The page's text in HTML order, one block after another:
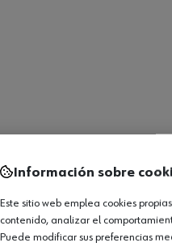
Información sobre
Este sitio web emplea cookies
contenido, analizar el
Puede modificar sus preferencias